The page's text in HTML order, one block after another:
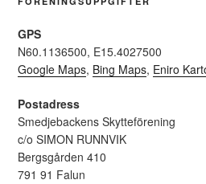
GPS
N60.1136500, E15.4027500
Google Maps, Bing Maps, Eniro
Postadress
Smedjebackens Skytteförening
c/o SIMON RUNNVIK
Bergsgården 410
791 91 Falun